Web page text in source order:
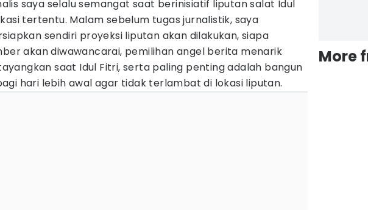
saya selalu semangat saat berinisiatif liputan salat Idul
tertentu. Malam sebelum tugas jurnalistik, saya
sendiri proyeksi liputan akan dilakukan, siapa
akan diwawancarai, pemilihan angel berita menarik
saat Idul Fitri, serta paling penting adalah bangun
hari lebih awal agar tidak terlambat di lokasi liputan.
More